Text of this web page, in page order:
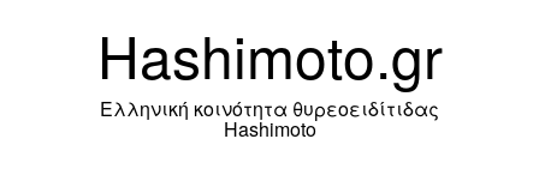
Hashimoto.gr
Ελληνική κοινότητα θυρεοειδίτιδας
Hashimoto